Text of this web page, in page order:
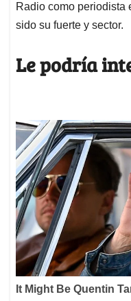
Radio como periodista
sido su fuerte y sector.
Le podría